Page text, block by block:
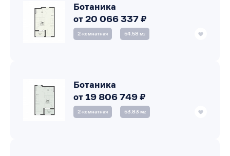
Ботаника
от 20 066 337 ₽
2‑комнатная 54.58 м2
Ботаника
от 19 806 749 ₽
2‑комнатная 53.83 м2